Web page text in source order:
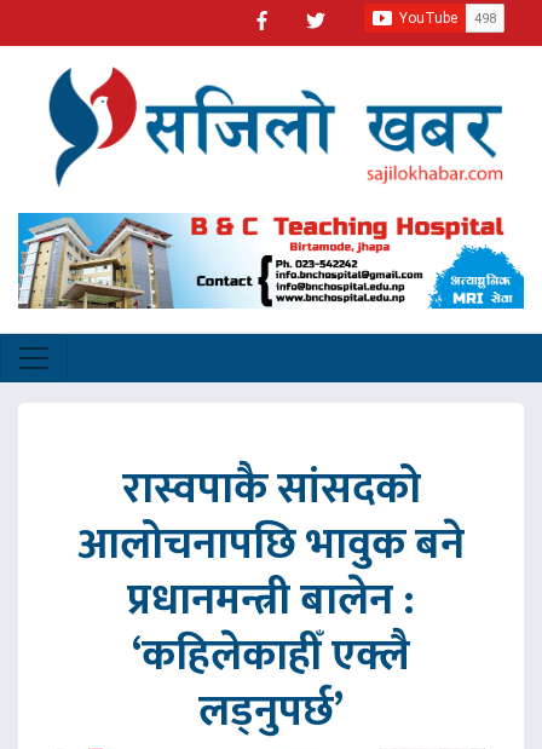
रास्वपाकै सांसदको
आलोचनापछि भावुक बने
प्रधानमन्त्री बालेन :
‘कहिलेकाहीँ एक्लै
लड्नुपर्छ’